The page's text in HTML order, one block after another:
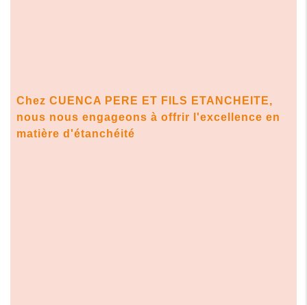
Chez CUENCA PERE ET FILS ETANCHEITE,
nous nous engageons à offrir l'excellence en
matière d'étanchéité